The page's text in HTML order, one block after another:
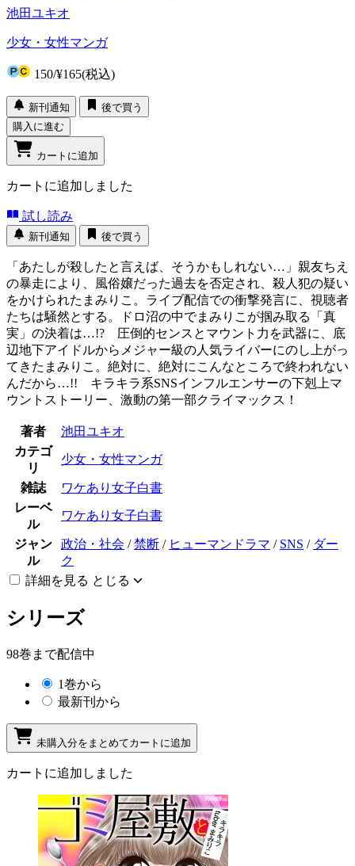
池田ユキオ
少女・女性マンガ
150/¥165(税込)
新刊通知
後で買う
購入に進む
カートに追加
カートに追加しました
試し読み
新刊通知 後で買う
「あたしが殺したと言えば、そうかもしれない…」親友ちえ
の暴走により、風俗嬢だった過去を否定され、殺人犯の疑い
をかけられたまみりこ。ライブ配信での衝撃発言に、視聴者
たちは騒然とする。ドロ沼の中でまみりこが掴み取る「真
実」の決着は…!? 圧倒的センスとマウント力を武器に、底
辺地下アイドルからメジャー級の人気ライバーにのし上がっ
てきたまみりこ。絶対に、絶対にこんなところで終われない
んだから…!! キラキラ系SNSインフルエンサーの下剋上マ
ウントストーリー、激動の第一部クライマックス！
著者
池田ユキオ
カテゴ
リ
少女・女性マンガ
雑誌
ワケあり女子白書
レーベ
ル
ワケあり女子白書
ジャン
ル
政治・社会 /禁断 / ヒューマンドラマ / SNS / ダー
ク
詳細を見る とじる
シリーズ
98巻まで配信中
1巻から
最新刊から
未購入分をまとめてカートに追加
カートに追加しました